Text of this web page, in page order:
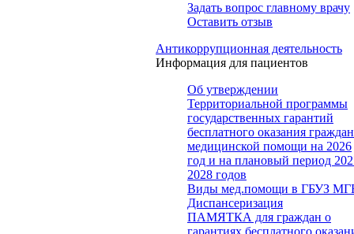
Задать вопрос главному врачу
Оставить отзыв
Антикоррупционная деятельность
Информация для пациентов
Об утверждении
Территориальной программы
государственных гарантий
бесплатного оказания
медицинской помощи на 2026
год и на плановый период
2028 годов
Виды мед.помощи в ГБУЗ
Диспансеризация
ПАМЯТКА для граждан о